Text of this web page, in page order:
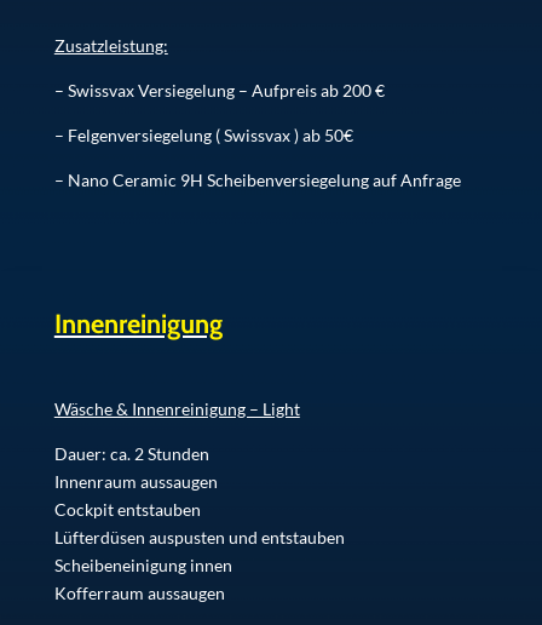
Zusatzleistung:
– Swissvax Versiegelung – Aufpreis ab 200 €
– Felgenversiegelung ( Swissvax ) ab 50€
– Nano Ceramic 9H Scheibenversiegelung auf Anfrage
Innenreinigung
Wäsche & Innenreinigung – Light
Dauer: ca. 2 Stunden
Innenraum aussaugen
Cockpit entstauben
Lüfterdüsen auspusten und entstauben
Scheibeneinigung innen
Kofferraum aussaugen